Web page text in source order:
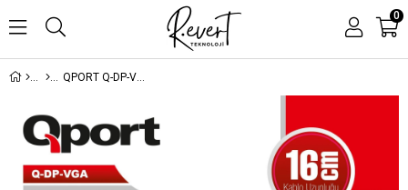
0
QPORT Q-DP-VGA DV DISPLAY PORT TO VGA DÖNÜŞTÜRÜCÜ